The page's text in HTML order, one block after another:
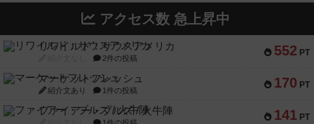
アクセス数 急上昇中
552 PT
リワイルド：サウスアメリカ
2件の投稿
170 PT
マーケットフレッシュ
紹介文あり 1件の投稿
141 PT
ファイアー・ブルズ / 火牛陣